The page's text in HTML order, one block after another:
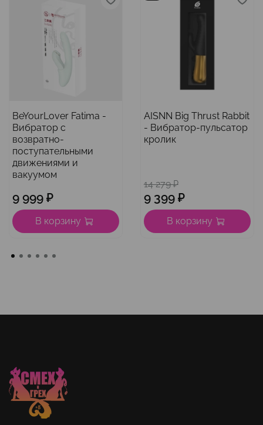
BeYourLover Fatima -
Вибратор с
возвратно-
поступательными
движениями и
вакуумом
9 999 ₽
В корзину
AISNN Big Thrust Rabbit
- Вибратор-пульсатор
кролик
14 279 ₽
9 399 ₽
В корзину